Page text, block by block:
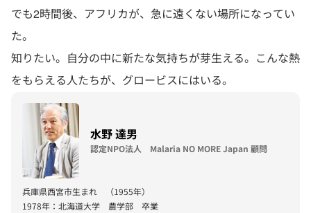
でも2時間後、アフリカが、急に遠くない場所になってい
た。
知りたい。自分の中に新たな気持ちが芽生える。こんな熱
をもらえる人たちが、グロービスにはいる。
水野 達男
認定NPO法人 Malaria NO MORE Japan 顧問
兵庫県西宮市生まれ （1955年）
1978年：北海道大学 農学部 卒業